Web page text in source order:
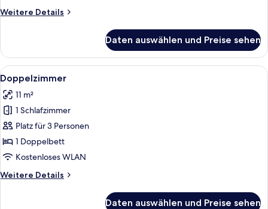
Weitere Details
Weitere
Daten auswählen und Preise sehen
Alle
Fotos
für
Doppelzimmer
anzeigen
Ein Hotelzimmer mit Bett,
13
Doppelzimmer
11 m²
1 Schlafzimmer
Platz für 3 Personen
1 Doppelbett
Kostenloses WLAN
Weitere Details
Weitere
Daten auswählen und Preise sehen